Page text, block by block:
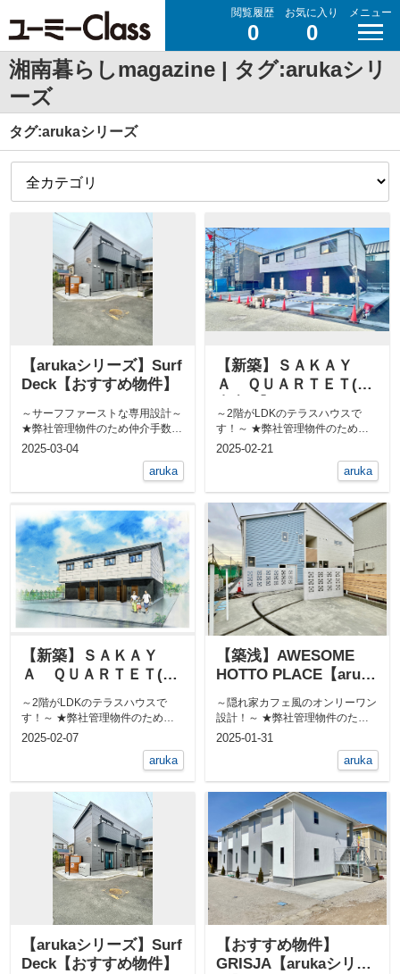
閲覧履歴
0
お気に入り
0
メニュー
湘南暮らしmagazine | タグ:arukaシリ
ーズ
タグ:arukaシリーズ
【arukaシリーズ】Surf
Deck【おすすめ物件】
～サーフファーストな専用設計～
★弊社管理物件のため仲介手数料
無料★ 敷地内に屋外シャワ...
2025-03-04
aruka
【新築】ＳＡＫＡＹ
Ａ ＱＵＡＲＴＥＴ(工
ズ】
～2階がLDKのテラスハウスで
す！～ ★弊社管理物件のため仲
2025-02-21
aruka
【新築】ＳＡＫＡＹ
Ａ ＱＵＡＲＴＥＴ(工
事中)【arukaシリー
ズ】
～2階がLDKのテラスハウスで
す！～ ★弊社管理物件のため仲
2025-02-07
aruka
【築浅】AWESOME
HOTTO PLACE【aruka
シリーズ】
～隠れ家カフェ風のオンリーワン
設計！～ ★弊社管理物件のため
2025-01-31
aruka
【arukaシリーズ】Surf
Deck【おすすめ物件】
【おすすめ物件】
GRISJA【arukaシリー